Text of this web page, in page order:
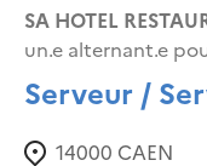
SA HOTEL
un.e alternant.e
Serveur /
14000 CAEN